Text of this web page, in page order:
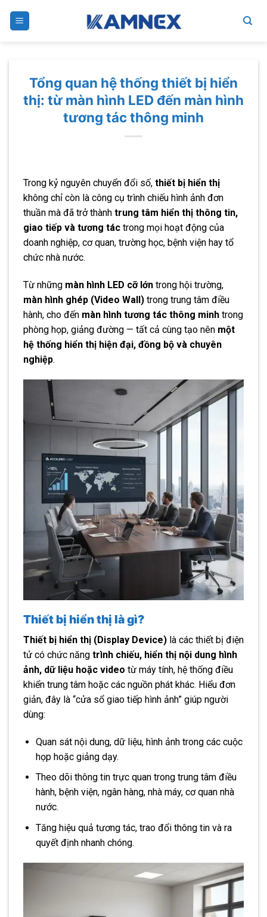
Tổng quan hệ thống thiết bị hiển
thị: từ màn hình LED đến màn hình
tương tác thông minh
Trong kỷ nguyên chuyển đổi số, thiết bị hiển thị
không chỉ còn là công cụ trình chiếu hình ảnh đơn
thuần mà đã trở thành trung tâm hiển thị thông tin,
giao tiếp và tương tác trong mọi hoạt động của
doanh nghiệp, cơ quan, trường học, bệnh viện hay tổ
chức nhà nước.
Từ những màn hình LED cỡ lớn trong hội trường,
màn hình ghép (Video Wall) trong trung tâm điều
hành, cho đến màn hình tương tác thông minh trong
phòng họp, giảng đường — tất cả cùng tạo nên một
hệ thống hiển thị hiện đại, đồng bộ và chuyên
nghiệp.
Thiết bị hiển thị là gì?
Thiết bị hiển thị (Display Device) là các thiết bị điện
tử có chức năng trình chiếu, hiển thị nội dung hình
ảnh, dữ liệu hoặc video từ máy tính, hệ thống điều
khiển trung tâm hoặc các nguồn phát khác. Hiểu đơn
giản, đây là “cửa sổ giao tiếp hình ảnh” giúp người
dùng:
Quan sát nội dung, dữ liệu, hình ảnh trong các cuộc
họp hoặc giảng dạy.
Theo dõi thông tin trực quan trong trung tâm điều
hành, bệnh viện, ngân hàng, nhà máy, cơ quan nhà
nước.
Tăng hiệu quả tương tác, trao đổi thông tin và ra
quyết định nhanh chóng.